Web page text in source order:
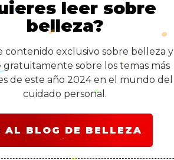
leer sobre
belleza?
contenido exclusivo sobre belleza y
sobre los temas más
de este año 2024 en el mundo del
cuidado personal.
AL BLOG DE BELLEZA